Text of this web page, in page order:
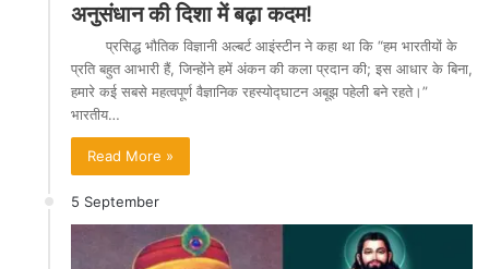
अनुसंधान की दिशा में बढ़ा कदम!
प्रसिद्ध भौतिक विज्ञानी अल्बर्ट आइंस्टीन ने कहा था कि “हम भारतीयों के
प्रति बहुत आभारी हैं, जिन्होंने हमें अंकन की कला प्रदान की; इस आधार के बिना,
हमारे कई सबसे महत्वपूर्ण वैज्ञानिक रहस्योद्घाटन अबूझ पहेली बने रहते।”
भारतीय…
Read More »
5 September